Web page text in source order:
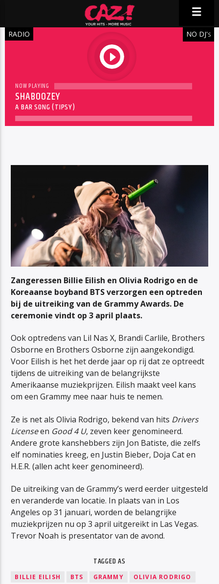
RADIO
play
NO DJ'S
NOW PLAYING
SHABOOZEY
A BAR SONG (TIPSY)
Zangeressen Billie Eilish en Olivia Rodrigo en de
Koreaanse boyband BTS verzorgen een optreden
bij de uitreiking van de Grammy Awards. De
ceremonie vindt op 3 april plaats.
Ook optredens van Lil Nas X, Brandi Carlile, Brothers
Osborne en Brothers Osborne zijn aangekondigd.
Voor Eilish is het het derde jaar op rij dat ze optreedt
tijdens de uitreiking van de belangrijkste
Amerikaanse muziekprijzen. Eilish maakt veel kans
om een Grammy mee naar huis te nemen.
Ze is net als Olivia Rodrigo, bekend van hits Drivers
Licenseen Good 4 U, zeven keer genomineerd.
Andere grote kanshebbers zijn Jon Batiste, die zelfs
elf nominaties kreeg, en Justin Bieber, Doja Cat en
H.E.R. (allen acht keer genomineerd).
De uitreiking van de Grammy’s werd eerder uitgesteld
en veranderde van locatie. In plaats van in Los
Angeles op 31 januari, worden de belangrijke
muziekprijzen nu op 3 april uitgereikt in Las Vegas.
Trevor Noah is presentator van de avond.
TAGGED AS
BILLIE EILISH BTS GRAMMY OLIVIA RODRIGO